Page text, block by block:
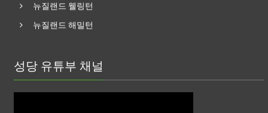
뉴질랜드 웰링턴
뉴질랜드 해밀턴
성당 유튜부 채널